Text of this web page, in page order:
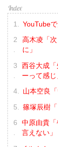
YouTube
高木凌「
に」
西谷大成
ーって感じ
山本空良
篠塚辰樹
中原由貴
言えない」